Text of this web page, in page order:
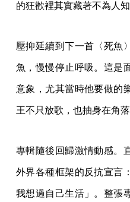
的狂歡裡其實藏著不為人知
壓抑延續到下一首〈死魚
魚，慢慢停止呼吸。這是
意象，尤其當時他要做的
王不只放歌，也抽身在角
專輯隨後回歸激情動感。
外界各種框架的反抗宣言
我想過自己生活」。整張